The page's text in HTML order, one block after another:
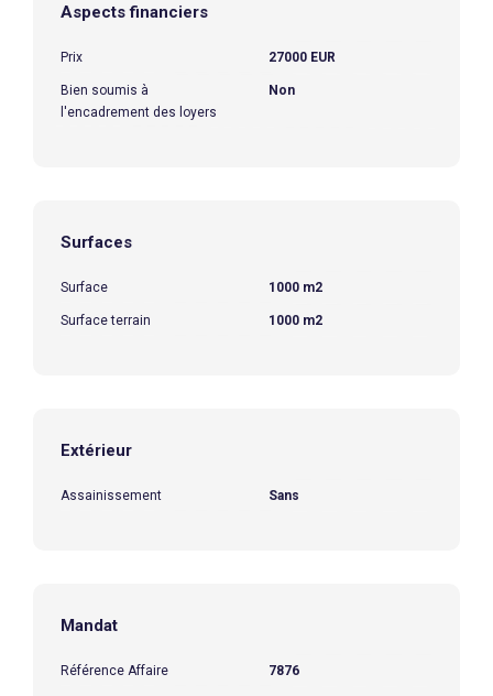
Aspects financiers
Prix 27000 EUR
Bien soumis à
l'encadrement des loyers
Non
Surfaces
Surface 1000 m2
Surface terrain 1000 m2
Extérieur
Assainissement Sans
Mandat
Référence Affaire 7876